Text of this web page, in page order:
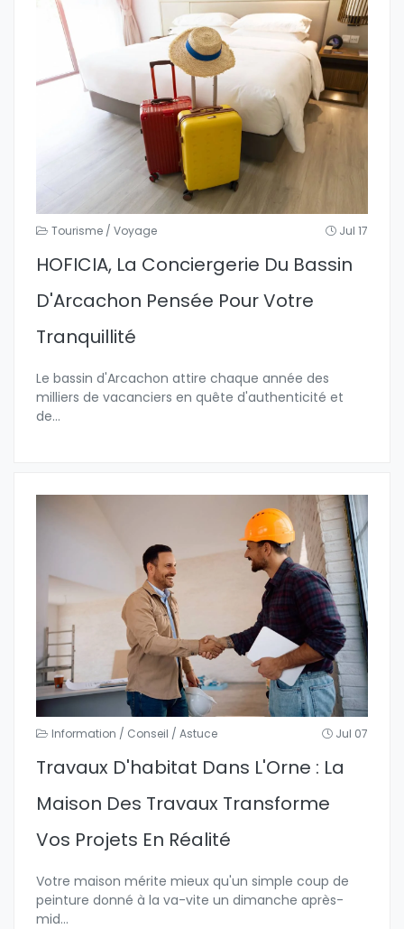
Tourisme / Voyage Jul 17
HOFICIA, La Conciergerie Du Bassin
D'Arcachon Pensée Pour Votre
Tranquillité
Le bassin d'Arcachon attire chaque année des
milliers de vacanciers en quête d'authenticité et
de...
Information / Conseil / Astuce Jul 07
Travaux D'habitat Dans L'Orne : La
Maison Des Travaux Transforme
Vos Projets En Réalité
Votre maison mérite mieux qu'un simple coup de
peinture donné à la va-vite un dimanche après-
mid...